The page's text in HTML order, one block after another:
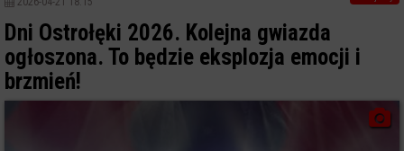
Dni Ostrołęki 2026. Kolejna gwiazda
ogłoszona. To będzie eksplozja emocji i
brzmień!